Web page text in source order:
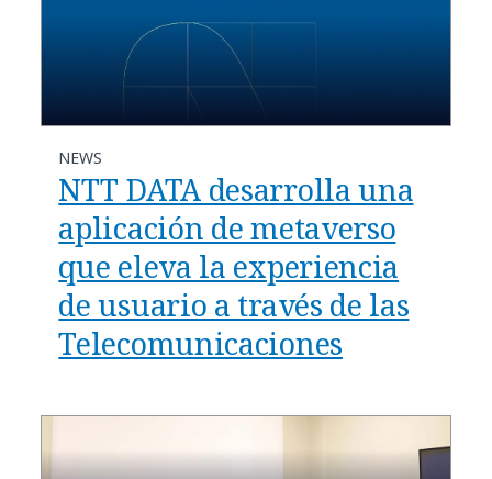
NEWS
NTT DATA desarrolla una
aplicación de metaverso
que eleva la experiencia
de usuario a través de las
Telecomunicaciones